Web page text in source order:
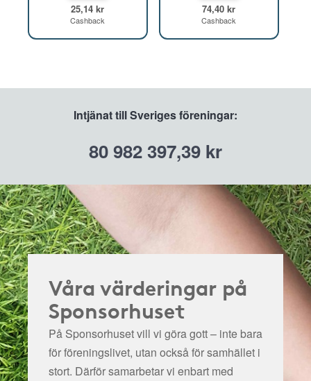
25,14 kr
Cashback
74,40 kr
Cashback
Intjänat till Sveriges föreningar:
80 982 397,39 kr
Våra värderingar på
Sponsorhuset
På Sponsorhuset vill vi göra gott – inte bara
för föreningslivet, utan också för samhället i
stort. Därför samarbetar vi enbart med